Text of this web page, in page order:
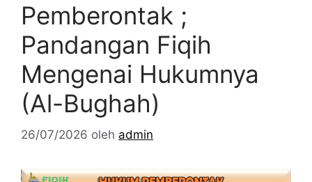
Pemberontak ;
Pandangan Fiqih
Mengenai Hukumnya
(Al-Bughah)
26/07/2026 oleh admin